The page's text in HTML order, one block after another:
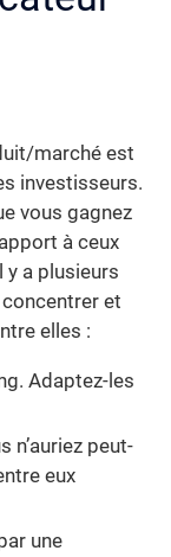
marché est
investisseurs.
vous gagnez
à ceux
y a plusieurs
et
elles :
Adaptez-les
n’auriez peut-
eux
une